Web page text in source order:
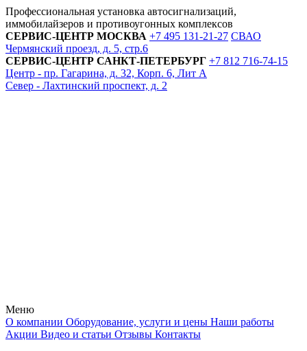
Профессиональная установка автосигнализаций,
иммобилайзеров и противоугонных комплексов
СЕРВИС-ЦЕНТР МОСКВА +7 495 131-21-27 СВАО
Чермянский проезд, д. 5, стр.6
СЕРВИС-ЦЕНТР САНКТ-ПЕТЕРБУРГ +7 812 716-74-15
Центр - пр. Гагарина, д. 32, Корп. 6, Лит А
Север - Лахтинский проспект, д. 2
Меню
О компании Оборудование, услуги и цены Наши работы
Акции Видео и статьи Отзывы Контакты